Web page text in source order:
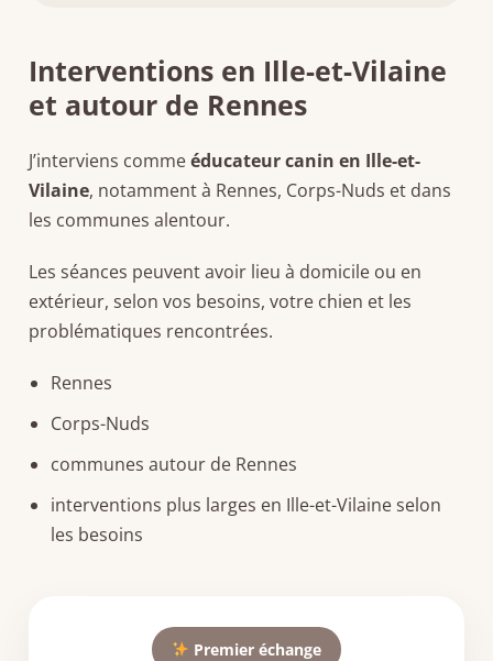
Interventions en Ille-et-Vilaine
et autour de Rennes
J’interviens commeéducateur canin en Ille-et-
Vilaine, notamment à Rennes, Corps-Nuds et dans
les communes alentour.
Les séances peuvent avoir lieu à domicile ou en
extérieur, selon vos besoins, votre chien et les
problématiques rencontrées.
Rennes
Corps-Nuds
communes autour de Rennes
interventions plus larges en Ille-et-Vilaine selon
les besoins
Premier échange